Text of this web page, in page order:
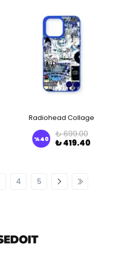
Radiohead Collage
%40
₺ 699.00
₺ 419.40
4 5